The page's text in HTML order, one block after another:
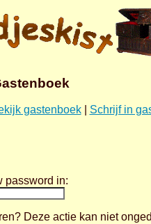
gastenboek| Schrijf in
password in:
Deze actie kan niet